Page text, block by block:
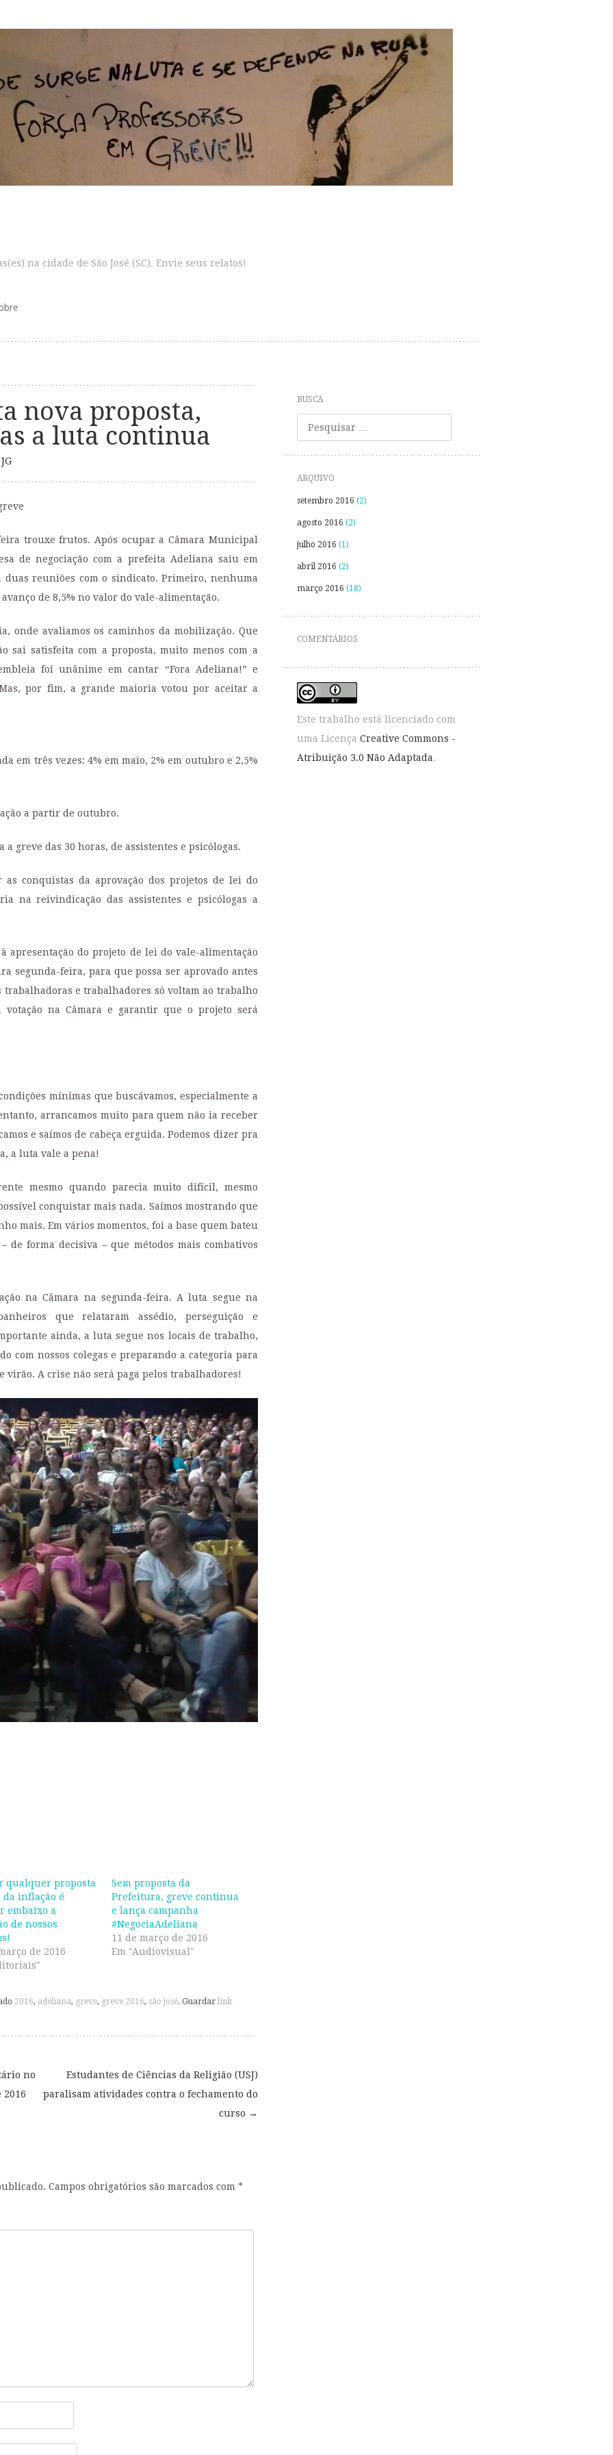
na cidade de São José (SC). Envie seus relatos!
nova proposta,
a luta continua
JG
trouxe frutos. Após ocupar a Câmara Municipal
de negociação com a prefeita Adeliana saiu em
duas reuniões com o sindicato. Primeiro, nenhuma
de 8,5% no valor do vale-alimentação.
onde avaliamos os caminhos da mobilização. Que
sai satisfeita com a proposta, muito menos com a
foi unânime em cantar “Fora Adeliana!” e
por fim, a grande maioria votou por aceitar a
em três vezes: 4% em maio, 2% em outubro e 2,5%
a partir de outubro.
a greve das 30 horas, de assistentes e psicólogas.
as conquistas da aprovação dos projetos de lei do
na reivindicação das assistentes e psicólogas a
apresentação do projeto de lei do vale-alimentação
segunda-feira, para que possa ser aprovado antes
e trabalhadores só voltam ao trabalho
votação na Câmara e garantir que o projeto será
mínimas que buscávamos, especialmente a
arrancamos muito para quem não ia receber
e saímos de cabeça erguida. Podemos dizer pra
a luta vale a pena!
mesmo quando parecia muito difícil, mesmo
conquistar mais nada. Saímos mostrando que
mais. Em vários momentos, foi a base quem bateu
de forma decisiva – que métodos mais combativos
na Câmara na segunda-feira. A luta segue na
que relataram assédio, perseguição e
ainda, a luta segue nos locais de trabalho,
com nossos colegas e preparando a categoria para
virão. A crise não será paga pelos trabalhadores!
qualquer proposta
da inflação é
embaixo a
de nossos
de 2016
Sem proposta da
Prefeitura, greve continua
e lança campanha
#NegociaAdeliana
11 de março de 2016
Em "Audiovisual"
2016, adeliana, greve, greve 2016, são josé. Guardar link
no
2016
Estudantes de Ciências da Religião (USJ)
paralisam atividades contra o fechamento do
curso →
Campos obrigatórios são marcados com *
BUSCA
Pesquisa
ARQUIVO
setembro 2016 (2)
agosto 2016 (2)
julho 2016 (1)
abril 2016 (2)
março 2016 (18)
COMENTÁRIOS
Este trabalho está licenciado com
uma Licença Creative Commons -
Atribuição 3.0 Não Adaptada.